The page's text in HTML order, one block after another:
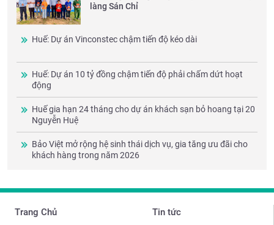
làng Sán Chỉ
Huế: Dự án Vinconstec chậm tiến độ kéo dài
Huế: Dự án 10 tỷ đồng chậm tiến độ phải chấm dứt hoạt
động
Huế gia hạn 24 tháng cho dự án khách sạn bỏ hoang tại 20
Nguyễn Huệ
Bảo Việt mở rộng hệ sinh thái dịch vụ, gia tăng ưu đãi cho
khách hàng trong năm 2026
Trang Chủ
Tin tức